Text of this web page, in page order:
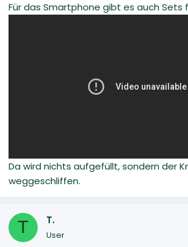
Für das Smartphone gibt es auch Sets
Da wird nichts aufgefüllt, sondern der
weggeschliffen.
T T.
User